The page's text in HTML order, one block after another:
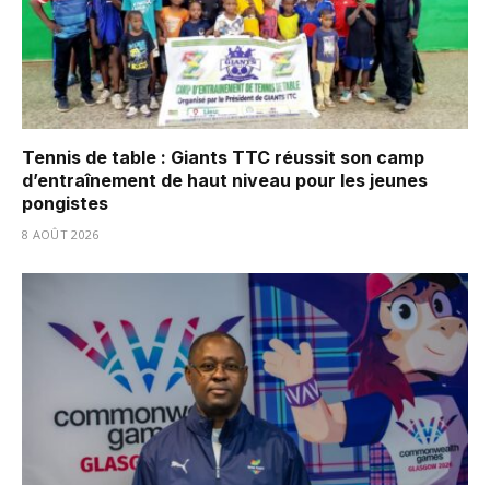
Tennis de table : Giants TTC réussit son camp
d’entraînement de haut niveau pour les jeunes
pongistes
8 AOÛT 2026